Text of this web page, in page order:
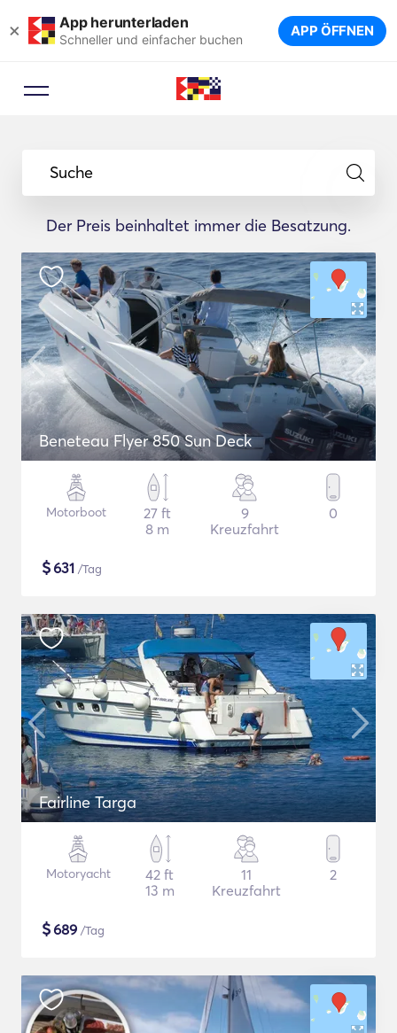
× App herunterladen
Schneller und einfacher buchen APP ÖFFNEN
Suche
Der Preis beinhaltet immer die Besatzung.
Beneteau Flyer 850 Sun Deck
Motorboot
27 ft
8 m
9
Kreuzfahrt
0
$631 /Tag
Fairline Targa
Motoryacht
42 ft
13 m
11
Kreuzfahrt
2
$689 /Tag